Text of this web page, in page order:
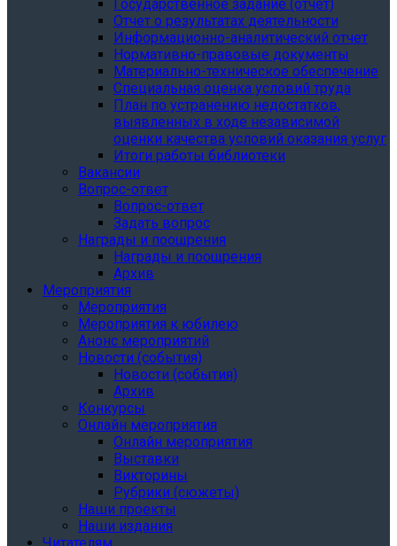
Государственное задание (отчет)
Отчет о результатах деятельности
Информационно-аналитический отчет
Нормативно-правовые документы
Материально-техническое обеспечение
Специальная оценка условий труда
План по устранению недостатков,
выявленных в ходе независимой
оценки качества условий оказания услуг
Итоги работы библиотеки
Вакансии
Вопрос-ответ
Вопрос-ответ
Задать вопрос
Награды и поощрения
Награды и поощрения
Архив
Мероприятия
Мероприятия
Мероприятия к юбилею
Анонс мероприятий
Новости (события)
Новости (события)
Архив
Конкурсы
Онлайн мероприятия
Онлайн мероприятия
Выставки
Викторины
Рубрики (сюжеты)
Наши проекты
Наши издания